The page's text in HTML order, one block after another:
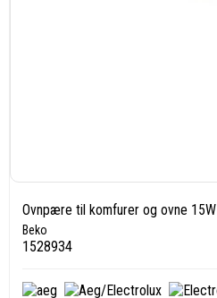
Ovnpære til komfurer og ovne 15W
Beko
1528934